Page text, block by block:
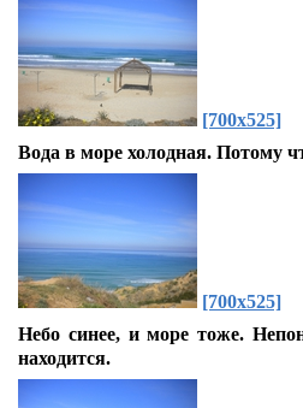
[700x525]
Вода в море холодная. Потому
[700x525]
Небо синее, и море тоже.
находится.